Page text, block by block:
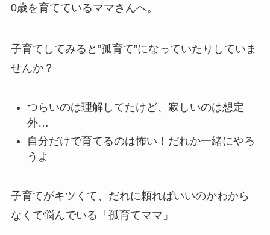
0歳を育てているママさんへ。
子育てしてみると”孤育て”になっていたりしていま
せんか？
つらいのは理解してたけど、寂しいのは想定
外…
自分だけで育てるのは怖い！だれか一緒にやろ
うよ
子育てがキツくて、だれに頼ればいいのかわから
なくて悩んでいる「孤育てママ」